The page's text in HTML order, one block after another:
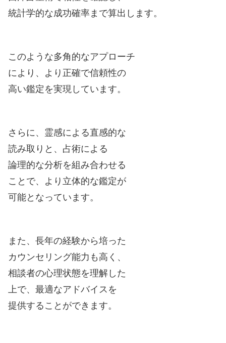
統計学的な成功確率まで算出します。
このような多角的なアプローチ
により、より正確で信頼性の
高い鑑定を実現しています。
さらに、霊感による直感的な
読み取りと、占術による
論理的な分析を組み合わせる
ことで、より立体的な鑑定が
可能となっています。
また、長年の経験から培った
カウンセリング能力も高く、
相談者の心理状態を理解した
上で、最適なアドバイスを
提供することができます。